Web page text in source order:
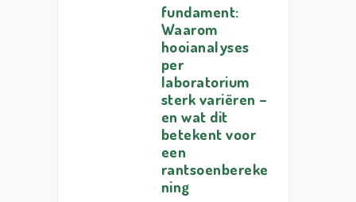
fundament:
Waarom
hooianalyses
per
laboratorium
sterk variëren –
en wat dit
betekent voor
een
rantsoenbereke
ning